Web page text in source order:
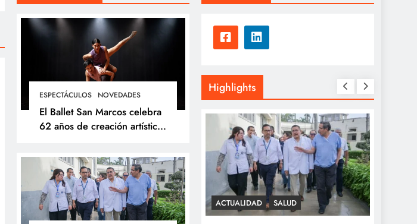
ESPECTÁCULOS NOVEDADES
El Ballet San Marcos celebra
62 años de creación artística
Highlights
ESPECTÁCULOS NOVEDADES ACTUALIDAD SALUD